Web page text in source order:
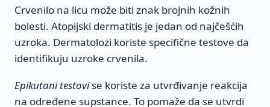
Crvenilo na licu može biti znak brojnih kožnih
bolesti. Atopijski dermatitis je jedan od najčešćih
uzroka. Dermatolozi koriste specifične testove da
identifikuju uzroke crvenila.
Epikutani testovise koriste za utvrđivanje reakcija
na određene supstance. To pomaže da se utvrdi